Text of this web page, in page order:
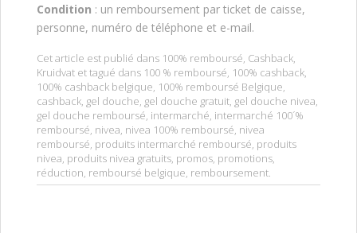
Condition : un remboursement par ticket de caisse,
personne, numéro de téléphone et e-mail.
Cet article est publié dans 100% remboursé, Cashback,
Kruidvat et tagué dans 100 % remboursé, 100% cashback,
100% cashback belgique, 100% remboursé Belgique,
cashback, gel douche, gel douche gratuit, gel douche nivea,
gel douche remboursé, intermarché, intermarché 100´%
remboursé, nivea, nivea 100% remboursé, nivea
remboursé, produits intermarché remboursé, produits
nivea, produits nivea gratuits, promos, promotions,
réduction, remboursé belgique, remboursement.